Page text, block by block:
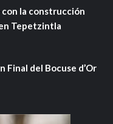
con la construcción
Tepetzintla
Final del Bocuse d’Or